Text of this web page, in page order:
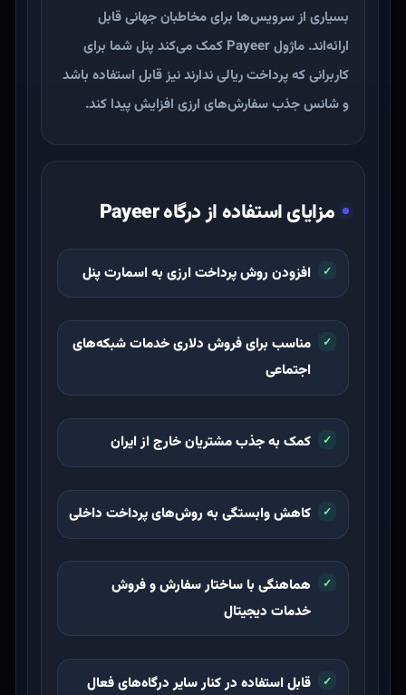
بسیاری از سرویس‌ها برای مخاطبان جهانی قابل
ارائه‌اند. ماژول Payeer کمک می‌کند پنل شما برای
کاربرانی که پرداخت ریالی ندارند نیز قابل استفاده باشد
و شانس جذب سفارش‌های ارزی افزایش پیدا کند.
مزایای استفاده از درگاه Payeer
افزودن روش پرداخت ارزی به اسمارت پنل
مناسب برای فروش دلاری خدمات شبکه‌های
اجتماعی
کمک به جذب مشتریان خارج از ایران
کاهش وابستگی به روش‌های پرداخت داخلی
هماهنگی با ساختار سفارش و فروش
خدمات دیجیتال
قابل استفاده در کنار سایر درگاه‌های فعال